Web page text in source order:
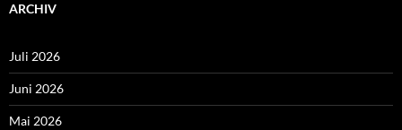
ARCHIV
Juli 2026
Juni 2026
Mai 2026